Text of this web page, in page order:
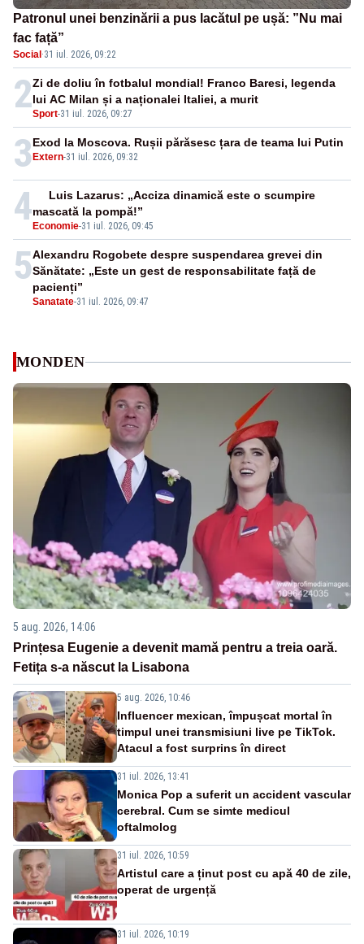
Patronul unei benzinării a pus lacătul pe ușă: ”Nu mai
fac față”
Social ·31 iul. 2026, 09:22
2Sport-31 iul. 2026, 09:27
Zi de doliu în fotbalul mondial! Franco Baresi, legenda
lui AC Milan și a naționalei Italiei, a murit
3 Extern-31 iul. 2026, 09:32
Exod la Moscova. Rușii părăsesc țara de teama lui Putin
4 Economie-31 iul. 2026, 09:45
Luis Lazarus: „Acciza dinamică este o scumpire
mascată la pompă!”
5
Sanatate-31 iul. 2026, 09:47
Alexandru Rogobete despre suspendarea grevei din
Sănătate: „Este un gest de responsabilitate față de
pacienți”
MONDEN
5 aug. 2026, 14:06
Prințesa Eugenie a devenit mamă pentru a treia oară.
Fetița s-a născut la Lisabona
5 aug. 2026, 10:46
Influencer mexican, împușcat mortal în
timpul unei transmisiuni live pe TikTok.
Atacul a fost surprins în direct
31 iul. 2026, 13:41
Monica Pop a suferit un accident vascular
cerebral. Cum se simte medicul
oftalmolog
31 iul. 2026, 10:59
Artistul care a ținut post cu apă 40 de zile,
operat de urgență
31 iul. 2026, 10:19